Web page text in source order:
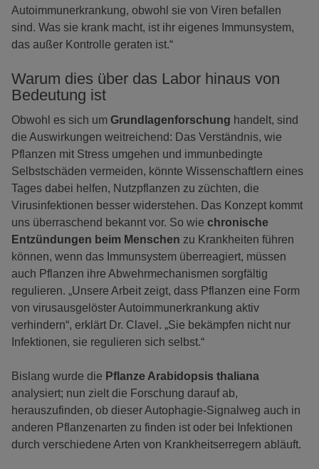
Autoimmunerkrankung, obwohl sie von Viren befallen
sind. Was sie krank macht, ist ihr eigenes Immunsystem,
das außer Kontrolle geraten ist.“
Warum dies über das Labor hinaus von
Bedeutung ist
Obwohl es sich um Grundlagenforschung handelt, sind
die Auswirkungen weitreichend: Das Verständnis, wie
Pflanzen mit Stress umgehen und immunbedingte
Selbstschäden vermeiden, könnte Wissenschaftlern eines
Tages dabei helfen, Nutzpflanzen zu züchten, die
Virusinfektionen besser widerstehen. Das Konzept kommt
uns überraschend bekannt vor. So wie chronische
Entzündungen beim Menschen zu Krankheiten führen
können, wenn das Immunsystem überreagiert, müssen
auch Pflanzen ihre Abwehrmechanismen sorgfältig
regulieren. „Unsere Arbeit zeigt, dass Pflanzen eine Form
von virusausgelöster Autoimmunerkrankung aktiv
verhindern“, erklärt Dr. Clavel. „Sie bekämpfen nicht nur
Infektionen, sie regulieren sich selbst.“
Bislang wurde die Pflanze Arabidopsis thaliana
analysiert; nun zielt die Forschung darauf ab,
herauszufinden, ob dieser Autophagie-Signalweg auch in
anderen Pflanzenarten zu finden ist oder bei Infektionen
durch verschiedene Arten von Krankheitserregern abläuft.